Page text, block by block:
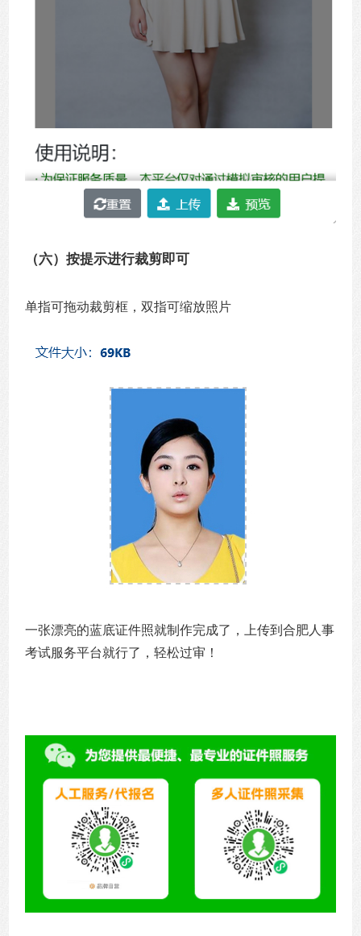
（六）按提示进行裁剪即可
单指可拖动裁剪框，双指可缩放照片
一张漂亮的蓝底证件照就制作完成了，上传到合肥人事
考试服务平台就行了，轻松过审！